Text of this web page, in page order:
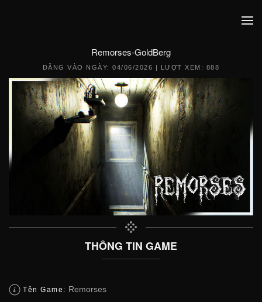
Remorses-GoldBerg
ĐĂNG VÀO NGÀY:04/06/2026 | LƯỢT XEM: 888
THÔNG TIN GAME
Tên Game: Remorses